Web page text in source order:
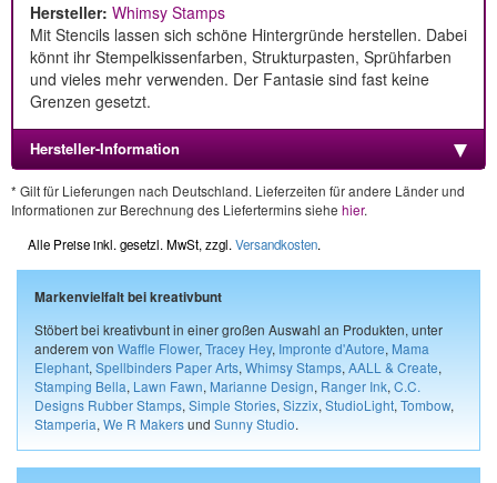
Hersteller: Whimsy Stamps
Mit Stencils lassen sich schöne Hintergründe herstellen. Dabei
könnt ihr Stempelkissenfarben, Strukturpasten, Sprühfarben
und vieles mehr verwenden. Der Fantasie sind fast keine
Grenzen gesetzt.
Hersteller-Information
* Gilt für Lieferungen nach Deutschland. Lieferzeiten für andere Länder und
Informationen zur Berechnung des Liefertermins siehe hier.
Alle Preise inkl. gesetzl. MwSt, zzgl. Versandkosten.
Markenvielfalt bei kreativbunt
Stöbert bei kreativbunt in einer großen Auswahl an Produkten, unter
anderem von Waffle Flower, Tracey Hey, Impronte d'Autore, Mama
Elephant, Spellbinders Paper Arts, Whimsy Stamps, AALL & Create,
Stamping Bella, Lawn Fawn, Marianne Design, Ranger Ink, C.C.
Designs Rubber Stamps, Simple Stories, Sizzix, StudioLight, Tombow,
Stamperia, We R Makersund Sunny Studio.